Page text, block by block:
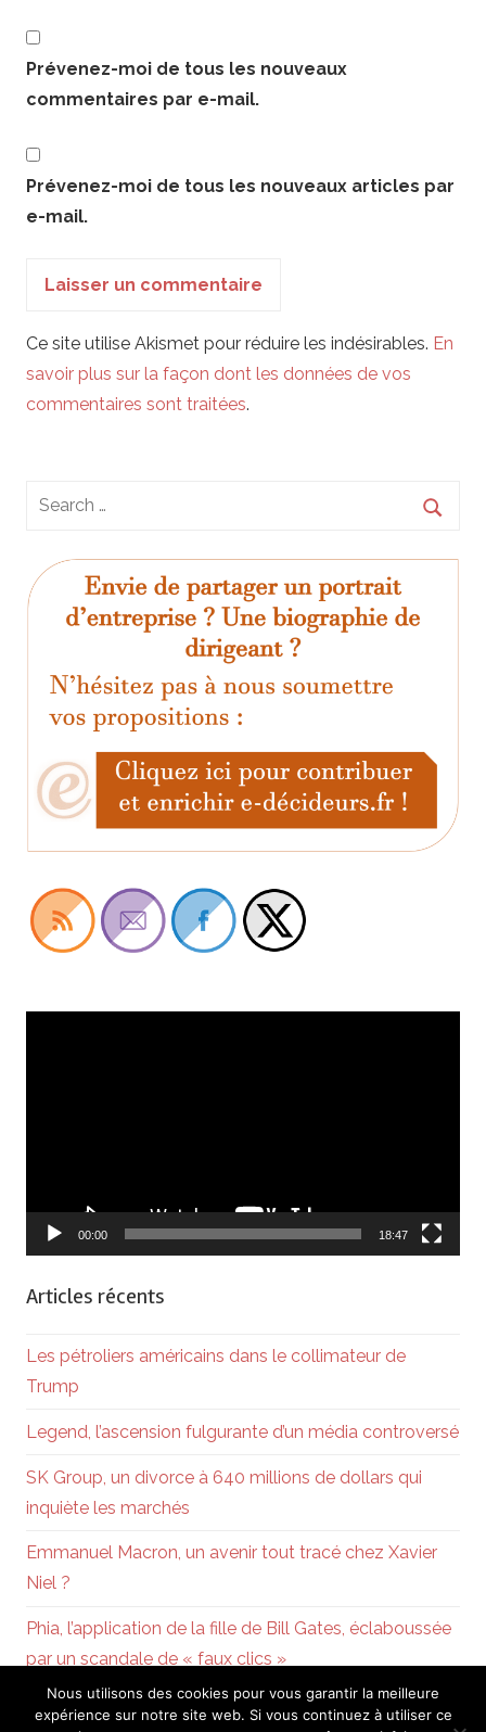
Prévenez-moi de tous les nouveaux
commentaires par e-mail.
Prévenez-moi de tous les nouveaux articles par
e-mail.
Ce site utilise Akismet pour réduire les indésirables. En
savoir plus sur la façon dont les données de vos
commentaires sont traitées.
00:00 18:47
Articles récents
Les pétroliers américains dans le collimateur de
Trump
Legend, l’ascension fulgurante d’un média controversé
SK Group, un divorce à 640 millions de dollars qui
inquiète les marchés
Emmanuel Macron, un avenir tout tracé chez Xavier
Niel ?
Phia, l’application de la fille de Bill Gates, éclaboussée
par un scandale de « faux clics »
Nous utilisons des cookies pour vous garantir la meilleure
expérience sur notre site web. Si vous continuez à utiliser ce